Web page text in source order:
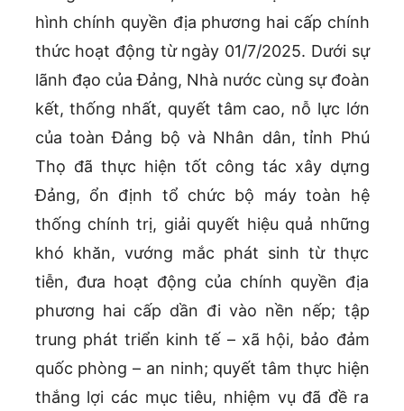
hình chính quyền địa phương hai cấp chính
thức hoạt động từ ngày 01/7/2025. Dưới sự
lãnh đạo của Đảng, Nhà nước cùng sự đoàn
kết, thống nhất, quyết tâm cao, nỗ lực lớn
của toàn Đảng bộ và Nhân dân, tỉnh Phú
Thọ đã thực hiện tốt công tác xây dựng
Đảng, ổn định tổ chức bộ máy toàn hệ
thống chính trị, giải quyết hiệu quả những
khó khăn, vướng mắc phát sinh từ thực
tiễn, đưa hoạt động của chính quyền địa
phương hai cấp dần đi vào nền nếp; tập
trung phát triển kinh tế – xã hội, bảo đảm
quốc phòng – an ninh; quyết tâm thực hiện
thắng lợi các mục tiêu, nhiệm vụ đã đề ra